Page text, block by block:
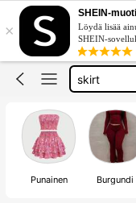
×
SHEIN-
Löydä lisää
SHEIN-
two piece
festival
skirt
tracksuit
two piece
Punainen Burgundi